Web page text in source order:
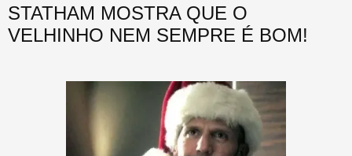
STATHAM MOSTRA QUE O
VELHINHO NEM SEMPRE É BOM!